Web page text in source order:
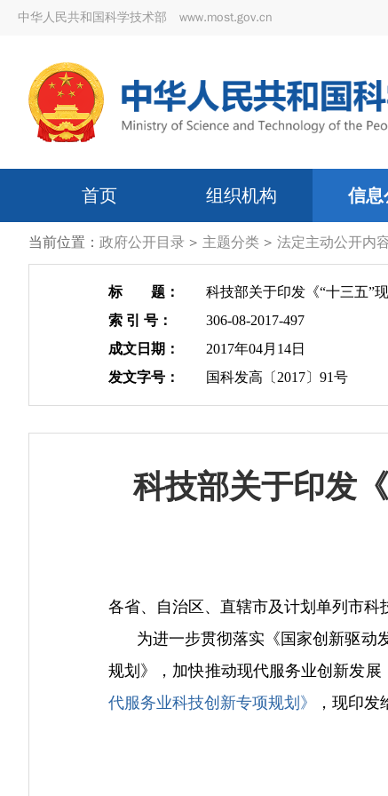
中华人民共和国科学技术部 www.most.gov.cn
首页 组织机构 信息
当前位置： 政府公开目录 > 主题分类 > 法定主动公开内
标 题：
科技部关于印发《“十三五”
索 引 号：
306-08-2017-497
成文日期：
2017年04月14日
发文字号：
国科发高〔2017〕91号
科技部关于印发
各省、自治区、直辖市及计划单列市科
为进一步贯彻落实《国家创新驱动发
规划》，加快推动现代服务业创新发
代服务业科技创新专项规划》
，现印